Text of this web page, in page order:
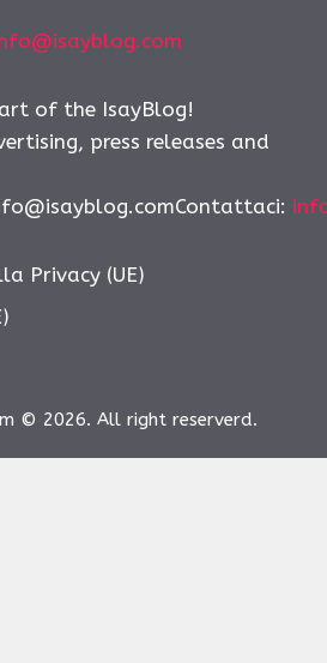
of the IsayBlog!
press releases and
Privacy (UE)
© 2026. All right reserverd.